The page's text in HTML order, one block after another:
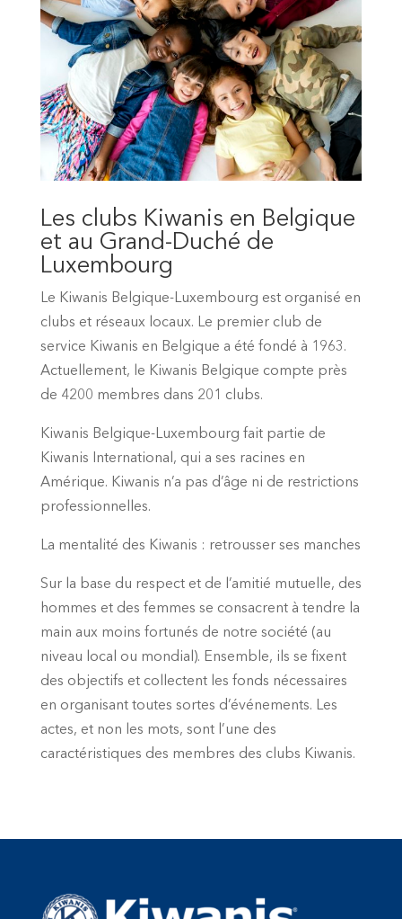
Les clubs Kiwanis en Belgique
et au Grand-Duché de
Luxembourg
Le Kiwanis Belgique-Luxembourg est organisé en
clubs et réseaux locaux. Le premier club de
service Kiwanis en Belgique a été fondé à 1963.
Actuellement, le Kiwanis Belgique compte près
de 4200 membres dans 201 clubs.
Kiwanis Belgique-Luxembourg fait partie de
Kiwanis International, qui a ses racines en
Amérique. Kiwanis n’a pas d’âge ni de restrictions
professionnelles.
La mentalité des Kiwanis : retrousser ses manches
Sur la base du respect et de l’amitié mutuelle, des
hommes et des femmes se consacrent à tendre la
main aux moins fortunés de notre société (au
niveau local ou mondial). Ensemble, ils se fixent
des objectifs et collectent les fonds nécessaires
en organisant toutes sortes d’événements. Les
actes, et non les mots, sont l’une des
caractéristiques des membres des clubs Kiwanis.